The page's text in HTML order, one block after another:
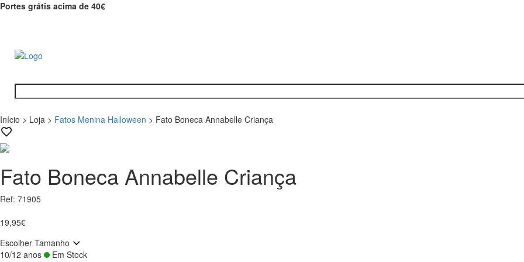
Portes grátis acima de 40€
Início > Loja > Fatos Menina Halloween > Fato Boneca Annabelle Criança
Fato Boneca Annabelle Criança
Ref: 71905
19,95€
Escolher Tamanho
10/12 anos
Em Stock